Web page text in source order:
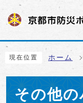
ページの先頭です
ここから本文です
現在位置 ホーム
その他